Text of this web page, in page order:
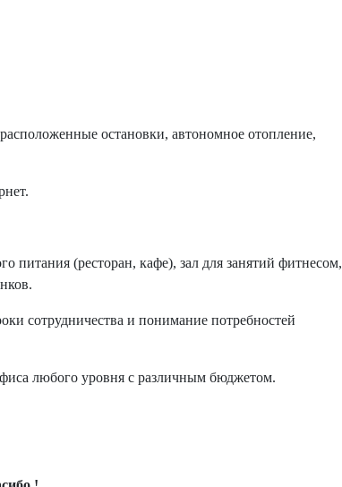
остановки, автономное отопление,
питания (ресторан, кафе), зал для занятий фитнесом,
сотрудничества и понимание потребностей
любого уровня с различным бюджетом.